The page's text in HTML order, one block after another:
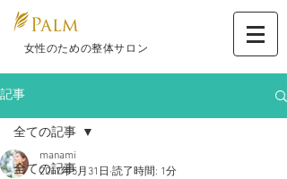
​ 女性のための整体サロン
記事
全ての記事
全ての記事
manami
2017年5月31日 読了時間: 1分